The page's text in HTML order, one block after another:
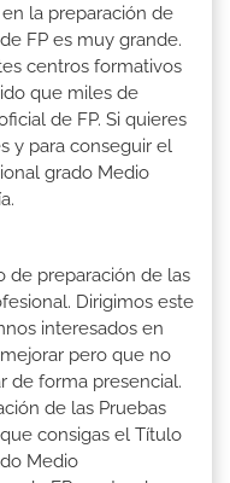
la preparación de
FP es muy grande.
centros formativos
que miles de
de FP. Si quieres
y para conseguir el
grado Medio
de preparación de las
Dirigimos este
interesados en
pero que no
de forma presencial.
de las Pruebas
consigas el Título
Medio